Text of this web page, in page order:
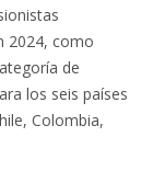
2024, como
de
los seis países
Colombia,